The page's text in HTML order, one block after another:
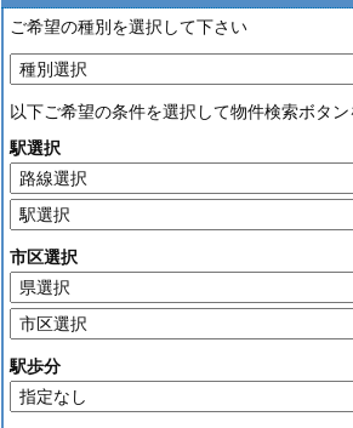
ご希望の種別を選択して下さい
以下ご希望の条件を選択して物件検索ボタ
駅選択
市区選択
駅歩分